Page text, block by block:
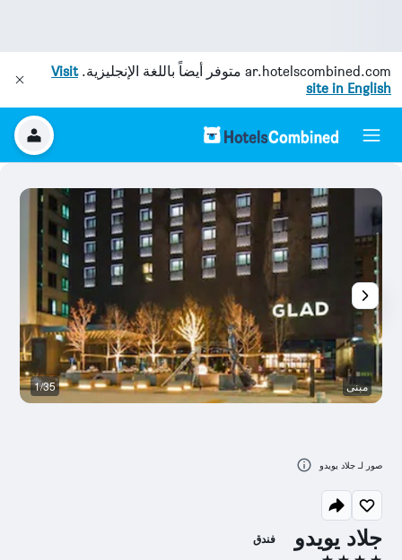
ar.hotelscombined.com متوفر أيضاً باللغة الإنجليزية.Visit
site in English
جلاد يويدو فندق
مبنى 1/35
صور لـ جلاد يويدو